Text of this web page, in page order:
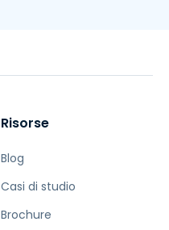
Risorse
Blog
Casi di studio
Brochure